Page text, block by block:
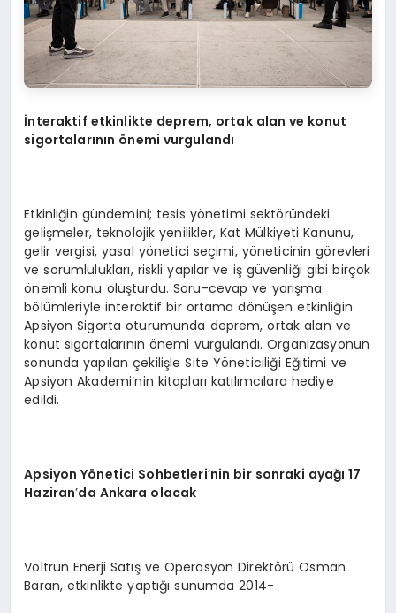
İnteraktif etkinlikte deprem, ortak alan ve konut
sigortalarının önemi vurgulandı
Etkinliğin gündemini; tesis yönetimi sektöründeki
gelişmeler, teknolojik yenilikler, Kat Mülkiyeti Kanunu,
gelir vergisi, yasal yönetici seçimi, yöneticinin görevleri
ve sorumlulukları, riskli yapılar ve iş güvenliği gibi birçok
önemli konu oluşturdu. Soru-cevap ve yarışma
bölümleriyle interaktif bir ortama dönüşen etkinliğin
Apsiyon Sigorta oturumunda deprem, ortak alan ve
konut sigortalarının önemi vurgulandı. Organizasyonun
sonunda yapılan çekilişle Site Yöneticiliği Eğitimi ve
Apsiyon Akademi’nin kitapları katılımcılara hediye
edildi.
Apsiyon Yönetici Sohbetleri’nin bir sonraki ayağı 17
Haziran’da Ankara olacak
Voltrun Enerji Satış ve Operasyon Direktörü Osman
Baran, etkinlikte yaptığı sunumda 2014-